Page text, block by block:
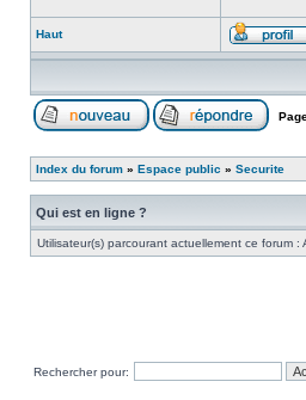
Haut
Index du forum » Espace public » Securite
Qui est en ligne ?
Utilisateur(s) parcourant actuellement ce forum :
Rechercher pour: